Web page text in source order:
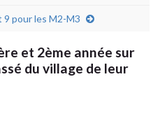
9 pour les M2-M3
et 2ème année sur
du village de leur